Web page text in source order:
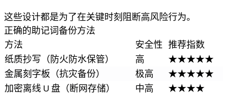
这些设计都是为了在关键时刻阻断高风险行为。
正确的助记词备份方法
方法
安全性 推荐指数
纸质抄写（防火防水保管）
高
★★★★★
金属刻字板（抗灾备份）
极高
★★★★★
加密离线 U 盘（断网存储）
中高
★★★★